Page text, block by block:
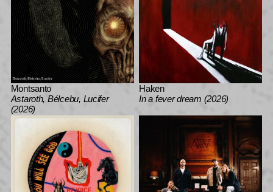
Montsanto
Astaroth, Bélcebu, Lucifer
(2026)
Haken
In a fever dream (2026)